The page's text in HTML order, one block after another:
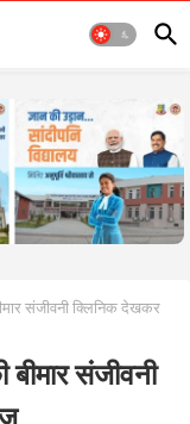
संजीवनी क्लिनिक देखकर
संजीवनी